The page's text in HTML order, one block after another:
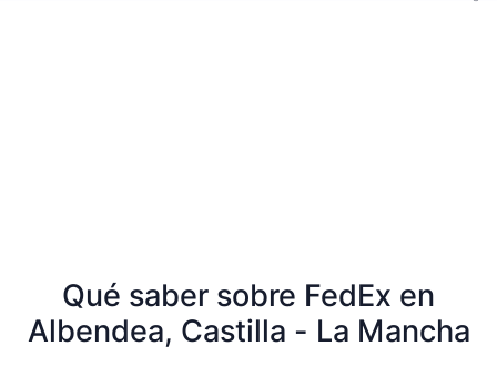
Qué saber sobre FedEx en
Albendea, Castilla - La Mancha